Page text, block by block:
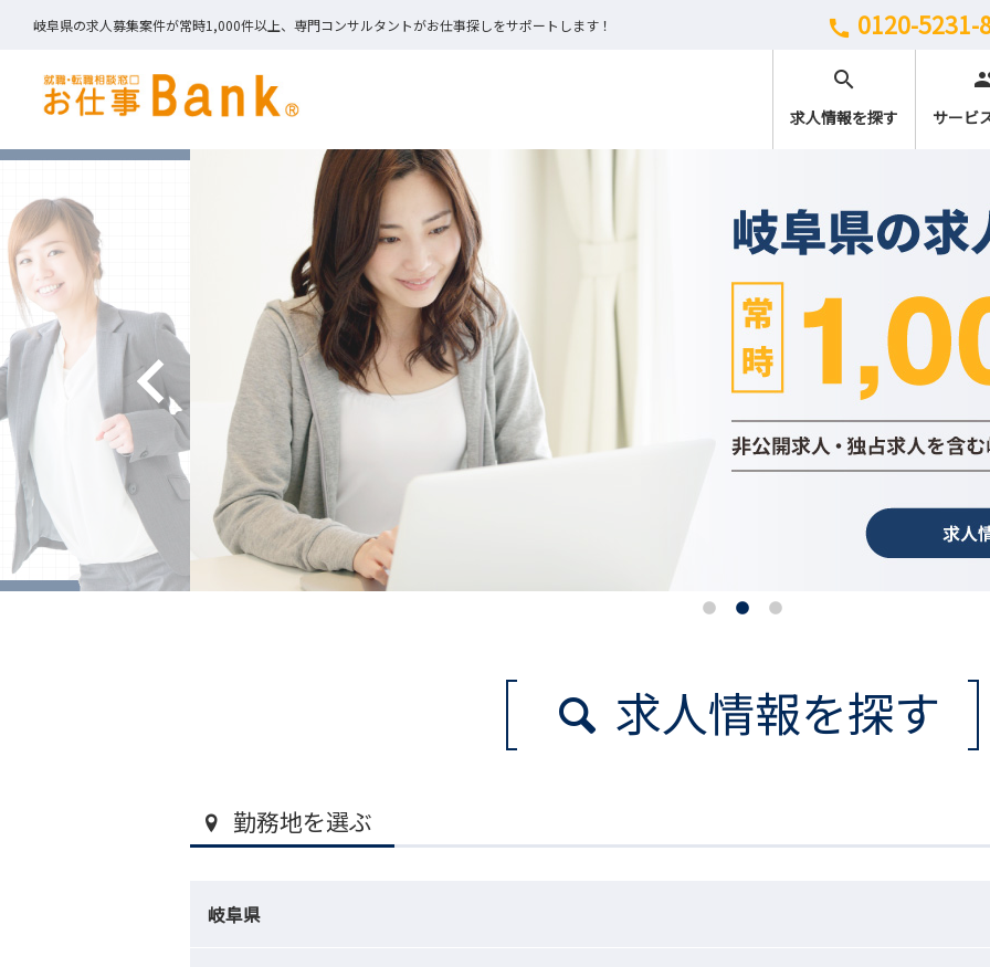
岐阜県の求人募集案件が常時1,000件以上、専門コンサルタントがお仕事探しをサポートします！ call 0120-5231-
search
求人情報を探す サービ
求人情報を探す
勤務地を選ぶ
岐阜県